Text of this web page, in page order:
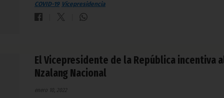
COVID-19 Vicepresidencia
El Vicepresidente de la República incentiva
Nzalang Nacional
enero 10, 2022